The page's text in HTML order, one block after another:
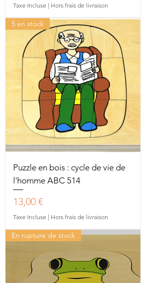
Taxe Incluse | Hors frais de livraison
5 en stock
Puzzle en bois : cycle de vie de
l'homme ABC 514
Prix
13,00 €
Taxe Incluse | Hors frais de livraison
En rupture de stock